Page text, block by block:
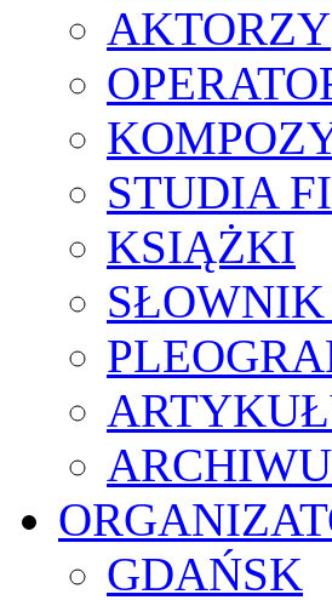
AKTORZY
STUDIA
KSIĄŻKI
GDAŃSK